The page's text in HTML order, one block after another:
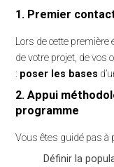
1. Premier
Lors de cette première
de votre projet, de vos
: poser les bases
2. Appui
programme
Vous êtes guidé pas à
Définir la